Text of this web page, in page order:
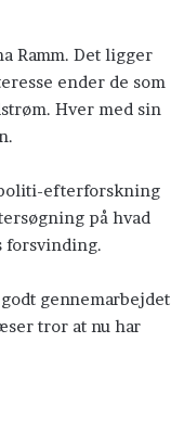
Ramm. Det ligger
ender de som
Hver med sin
efterforskning
på hvad
forsvinding.
gennemarbejdet
tror at nu har
komme til mig